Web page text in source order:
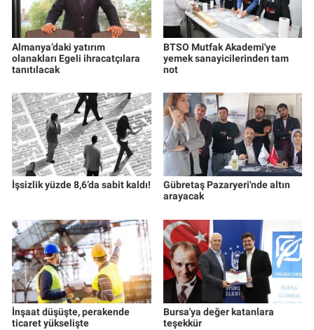
Almanya’daki yatırım
olanakları Egeli ihracatçılara
tanıtılacak
BTSO Mutfak Akademi'ye
yemek sanayicilerinden tam
not
İşsizlik yüzde 8,6’da sabit kaldı!
Gübretaş Pazaryeri'nde altın
arayacak
İnşaat düşüşte, perakende
ticaret yükselişte
Bursa'ya değer katanlara
teşekkür